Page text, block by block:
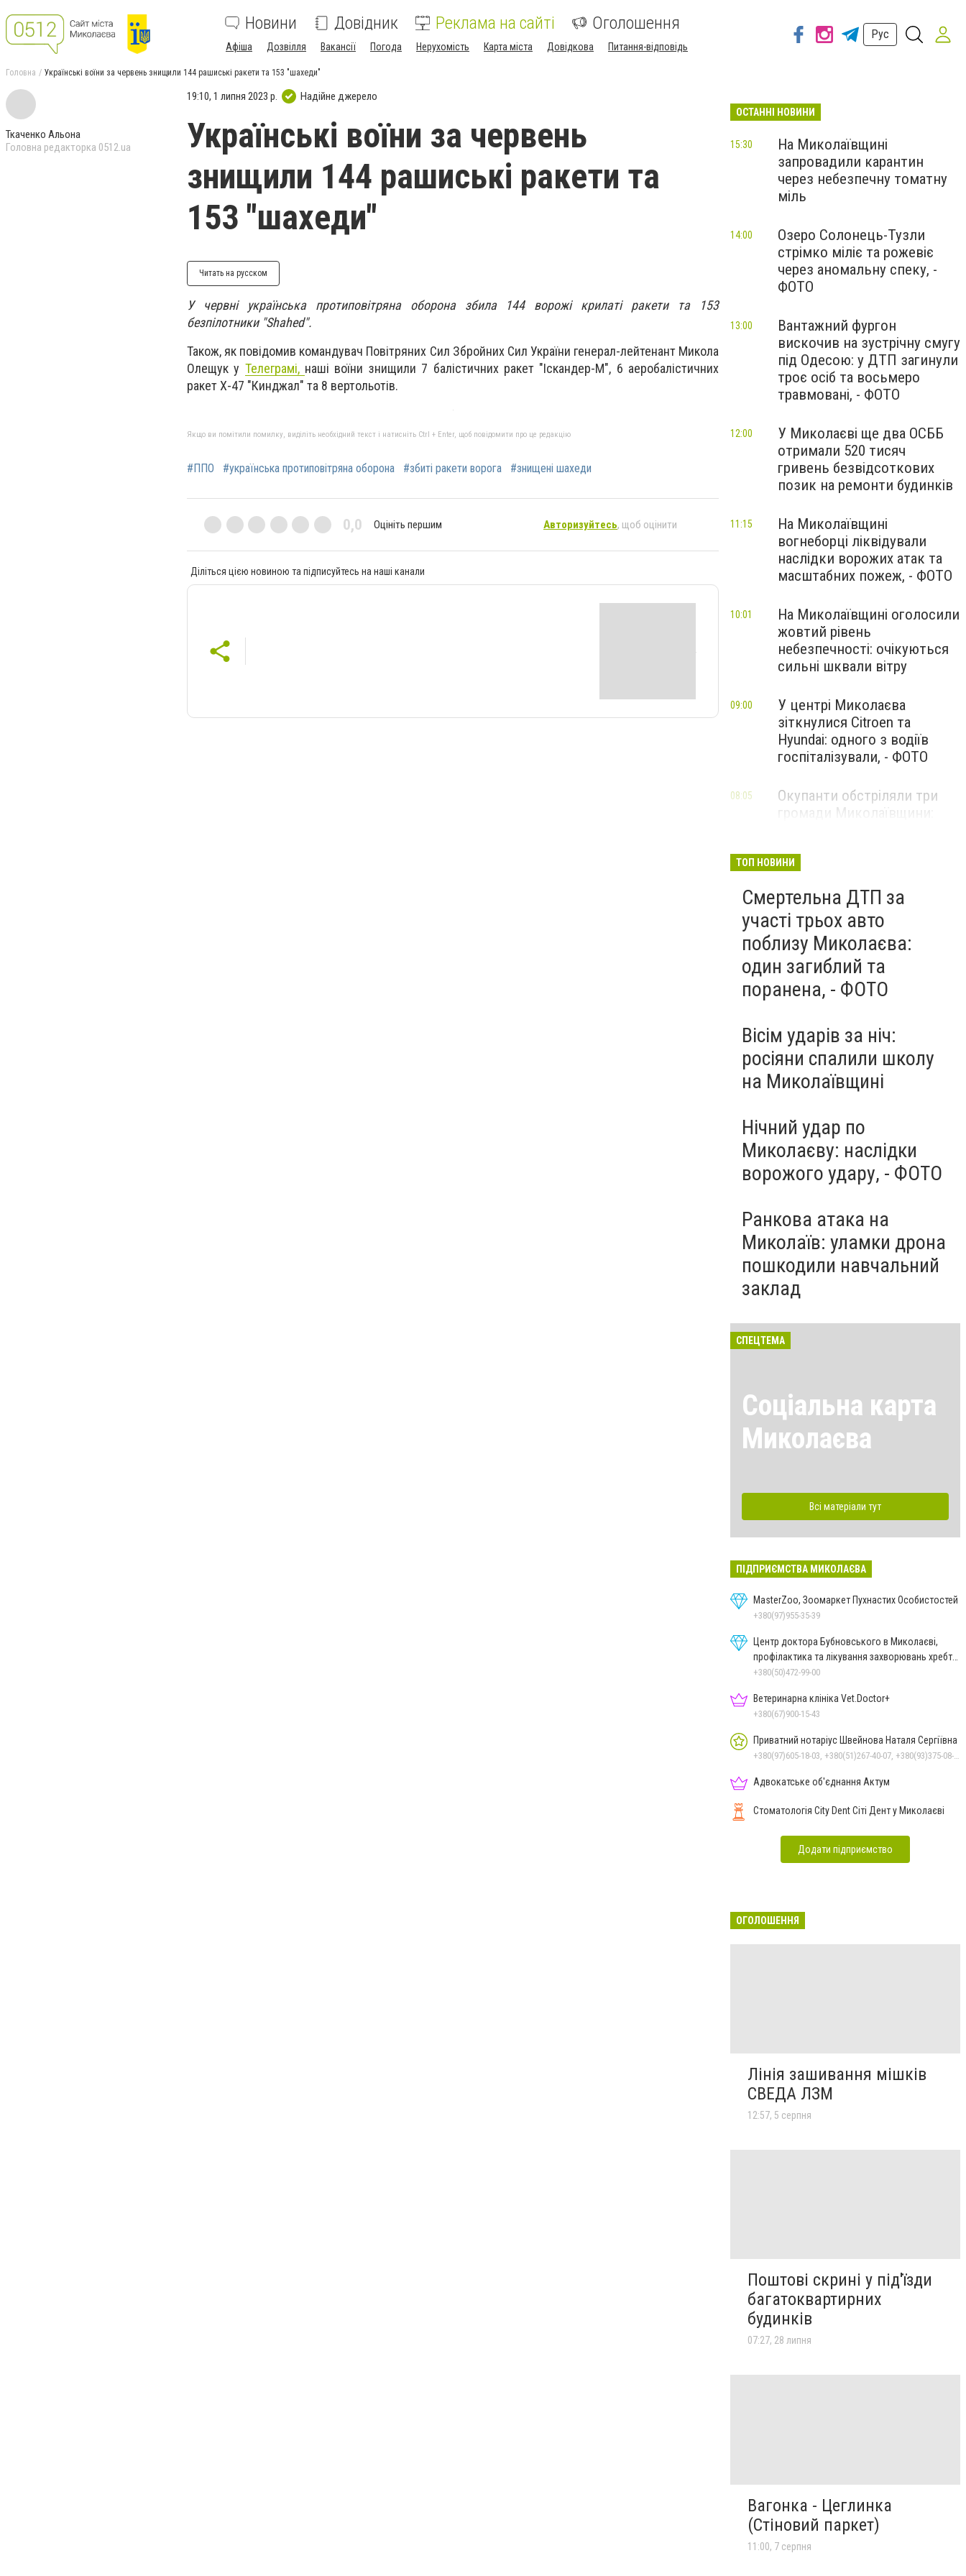
Новини Довідник Реклама на сайті Оголошення
Афіша Дозвілля Вакансії Погода Нерухомість Карта міста Довідкова Питання-відповідь
Рус
Головна Українські воїни за червень знищили 144 рашиські ракети та 153 "шахеди"
Ткаченко Альона
Головна редакторка 0512.ua
19:10, 1 липня 2023 р. Надійне джерело
Українські воїни за червень
знищили 144 рашиські ракети та
153 "шахеди"
Читать на русском
У червні українська протиповітряна оборона збила 144 ворожі крилаті ракети та 153
безпілотники "Shahed".
Також, як повідомив командувач Повітряних Сил Збройних Сил України генерал-лейтенант Микола
Олещук у Телеграмі, наші воїни знищили 7 балістичних ракет "Іскандер-М", 6 аеробалістичних
ракет Х-47 "Кинджал" та 8 вертольотів.
Якщо ви помітили помилку, виділіть необхідний текст і натисніть Ctrl + Enter, щоб повідомити про це редакцію
#ППО #українська протиповітряна оборона #збиті ракети ворога #знищені шахеди
0,0 Оцініть першим Авторизуйтесь, щоб оцінити
Діліться цією новиною та підписуйтесь на наші канали
ОСТАННІ НОВИНИ
На Миколаївщині
запровадили карантин
через небезпечну томатну
міль
15:30
Озеро Солонець-Тузли
стрімко міліє та рожевіє
через аномальну спеку, -
ФОТО
14:00
Вантажний фургон
вискочив на зустрічну смугу
під Одесою: у ДТП загинули
троє осіб та восьмеро
травмовані, - ФОТО
13:00
У Миколаєві ще два ОСББ
отримали 520 тисяч
гривень безвідсоткових
позик на ремонти будинків
12:00
На Миколаївщині
вогнеборці ліквідували
наслідки ворожих атак та
масштабних пожеж, - ФОТО
11:15
На Миколаївщині оголосили
жовтий рівень
небезпечності: очікуються
сильні шквали вітру
10:01
У центрі Миколаєва
зіткнулися Citroen та
Hyundai: одного з водіїв
госпіталізували, - ФОТО
09:00
Окупанти обстріляли три
громади Миколаївщини:
08:05
ТОП НОВИНИ
Смертельна ДТП за
участі трьох авто
поблизу Миколаєва:
один загиблий та
поранена, - ФОТО
Вісім ударів за ніч:
росіяни спалили школу
на Миколаївщині
Нічний удар по
Миколаєву: наслідки
ворожого удару, - ФОТО
Ранкова атака на
Миколаїв: уламки дрона
пошкодили навчальний
заклад
СПЕЦТЕМА
Соціальна карта
Миколаєва
Всі матеріали тут
ПІДПРИЄМСТВА МИКОЛАЄВА
MasterZoo, Зоомаркет Пухнастих Особистостей
+380(97)955-35-39
Центр доктора Бубновського в Миколаєві,
профілактика та лікування захворювань хребта
і суглобів
+380(50)472-99-00
Ветеринарна клініка Vet.Doctor+
+380(67)900-15-43
Приватний нотаріус Швейнова Наталя Сергіївна
Адвокатське об'єднання Актум
Стоматологія City Dent Сіті Дент у Миколаєві
Додати підприємство
ОГОЛОШЕННЯ
Лінія зашивання мішків
СВЕДА ЛЗМ
12:57, 5 серпня
Поштові скрині у під'їзди
багатоквартирних
будинків
07:27, 28 липня
Вагонка - Цеглинка
(Стіновий паркет)
11:00, 7 серпня